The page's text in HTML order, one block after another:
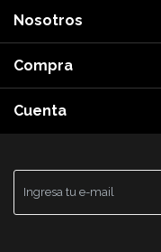
Nosotros
Compra
Cuenta